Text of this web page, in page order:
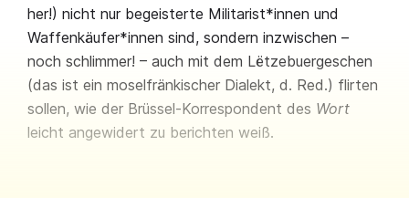
her!) nicht nur begeisterte Militarist*innen und
Waffenkäufer*innen sind, sondern inzwischen –
noch schlimmer! – auch mit dem Lëtzebuergeschen
(das ist ein moselfränkischer Dialekt, d. Red.) flirten
sollen, wie der Brüssel-Korrespondent des Wort
leicht angewidert zu berichten weiß.